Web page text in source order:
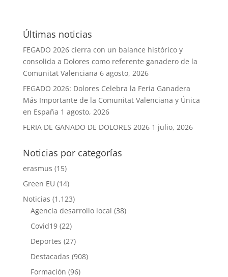
Últimas noticias
FEGADO 2026 cierra con un balance histórico y
consolida a Dolores como referente ganadero de la
Comunitat Valenciana 6 agosto, 2026
FEGADO 2026: Dolores Celebra la Feria Ganadera
Más Importante de la Comunitat Valenciana y Única
en España 1 agosto, 2026
FERIA DE GANADO DE DOLORES 2026 1 julio, 2026
Noticias por categorías
erasmus (15)
Green EU (14)
Noticias (1.123)
Agencia desarrollo local (38)
Covid19(22)
Deportes (27)
Destacadas (908)
Formación (96)